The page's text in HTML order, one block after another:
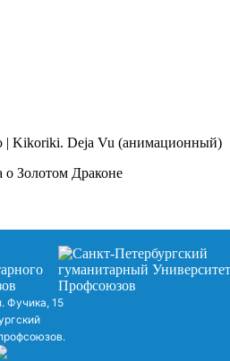
Kikoriki. Deja Vu (анимационный)
Золотом Драконе
Фучика, 15